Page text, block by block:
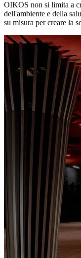
OIKOS non si limita a
dell'ambiente e della
su misura per creare la